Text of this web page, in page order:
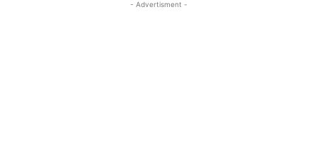
- Advertisment -